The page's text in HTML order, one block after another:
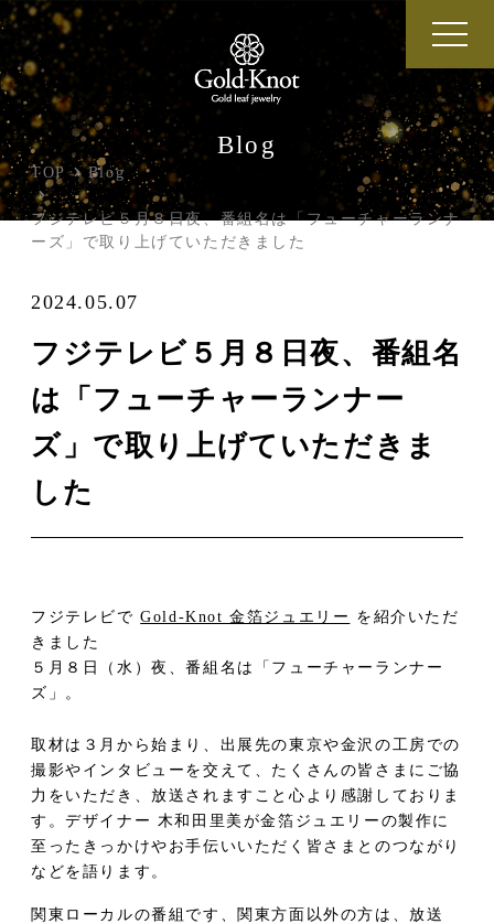
Blog
TOP Blog
フジテレビ５月８日夜、番組名は「フューチャーランナ
ーズ」で取り上げていただきました
2024.05.07
フジテレビ５月８日夜、番組名
は「フューチャーランナー
ズ」で取り上げていただきま
した
フジテレビでGold-Knot 金箔ジュエリー を紹介いただ
きました
５月８日（水）夜、番組名は「フューチャーランナー
ズ」。
取材は３月から始まり、出展先の東京や金沢の工房での
撮影やインタビューを交えて、たくさんの皆さまにご協
力をいただき、放送されますこと心より感謝しておりま
す。デザイナー 木和田里美が金箔ジュエリーの製作に
至ったきっかけやお手伝いいただく皆さまとのつながり
などを語ります。
関東ローカルの番組です、関東方面以外の方は、放送